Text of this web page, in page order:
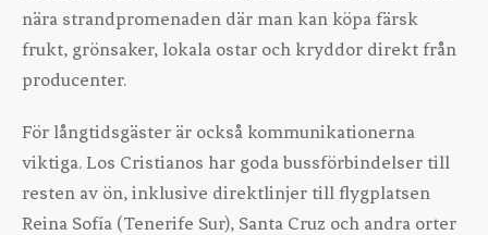
nära strandpromenaden där man kan köpa färsk
frukt, grönsaker, lokala ostar och kryddor direkt från
producenter.
För långtidsgäster är också kommunikationerna
viktiga. Los Cristianos har goda bussförbindelser till
resten av ön, inklusive direktlinjer till flygplatsen
Reina Sofía (Tenerife Sur), Santa Cruz och andra orter